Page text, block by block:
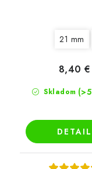
21 mm
Skladom
8,40 €
DETAIL